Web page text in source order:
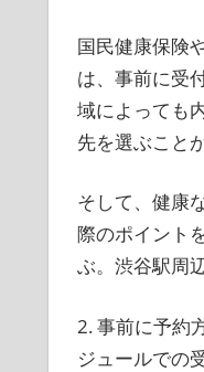
国民健康保険
は、事前に受
域によっても
先を選ぶこと
そして、健康
際のポイント
ぶ。渋谷駅周
2. 事前に予約
ジュールでの